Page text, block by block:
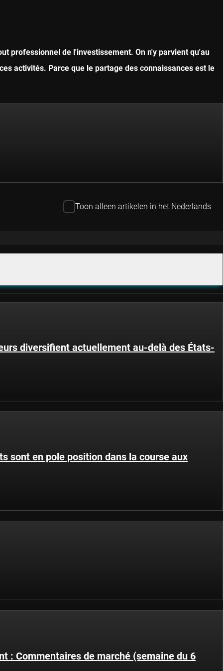
professionnel de l'investissement. On n'y parvient qu'au
activités. Parce que le partage des connaissances est le
Toon alleen artikelen in het Nederlands
diversifient actuellement au-delà des États-
sont en pole position dans la course aux
: Commentaires de marché (semaine du 6